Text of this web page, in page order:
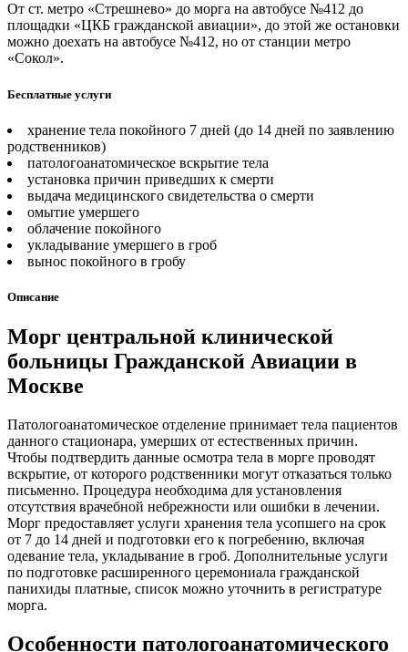
От ст. метро «Стрешнево» до морга на автобусе №412 до
площадки «ЦКБ гражданской авиации», до этой же остановки
можно доехать на автобусе №412, но от станции метро
«Сокол».
Бесплатные услуги
хранение тела покойного 7 дней (до 14 дней по заявлению
родственников)
патологоанатомическое вскрытие тела
установка причин приведших к смерти
выдача медицинского свидетельства о смерти
омытие умершего
облачение покойного
укладывание умершего в гроб
вынос покойного в гробу
Описание
Морг центральной клинической
больницы Гражданской Авиации в
Москве
Патологоанатомическое отделение принимает тела пациентов
данного стационара, умерших от естественных причин.
Чтобы подтвердить данные осмотра тела в морге проводят
вскрытие, от которого родственники могут отказаться только
письменно. Процедура необходима для установления
отсутствия врачебной небрежности или ошибки в лечении.
Морг предоставляет услуги хранения тела усопшего на срок
от 7 до 14 дней и подготовки его к погребению, включая
одевание тела, укладывание в гроб. Дополнительные услуги
по подготовке расширенного церемониала гражданской
панихиды платные, список можно уточнить в регистратуре
морга.
Особенности патологоанатомического